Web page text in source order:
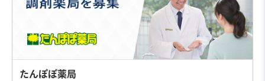
たんぽぽ薬局